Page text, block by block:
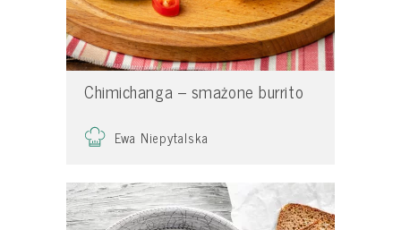
Chimichanga – smażone burrito
Ewa Niepytalska